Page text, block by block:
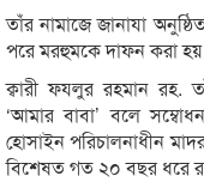
তাঁর নামাজে জানাযা
পরে মরহুমকে দাফন করা হয়
ক্বারী ফযলুর রহমান রহ.
‘আমার বাবা’ বলে
হোসাইন পরিচালনাধীন
বিশেষত গত ২০ বছর ধরে